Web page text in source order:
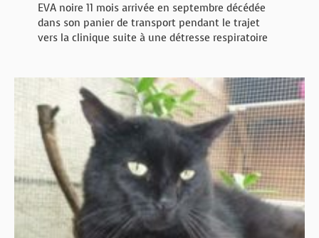
EVA noire 11 mois arrivée en septembre décédée
dans son panier de transport pendant le trajet
vers la clinique suite à une détresse respiratoire